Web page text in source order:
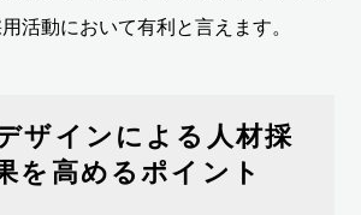
活動において有利と言えます。
ザインによる人材採
を高めるポイント